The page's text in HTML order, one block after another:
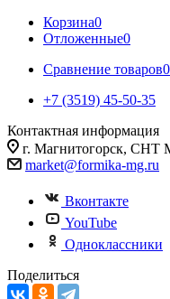
Корзина0
Отложенные0
Сравнение товаров0
+7 (3519) 45-50-35
Контактная информация
г. Магнитогорск, СНТ
market@formika-mg.ru
Вконтакте
YouTube
Одноклассники
Поделиться